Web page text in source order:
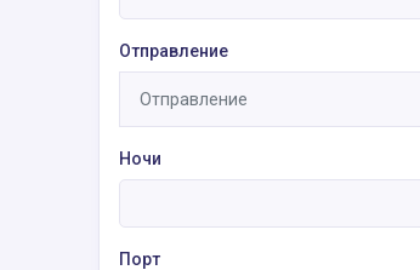
Отправление
Ночи
Порт